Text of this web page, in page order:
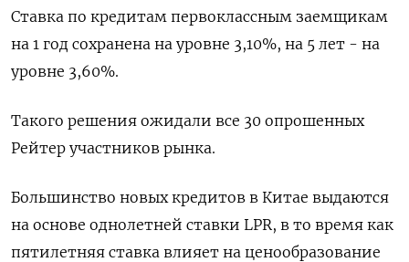
Ставка по кредитам первоклассным заемщикам
на 1 год сохранена на уровне 3,10%, на 5 лет - на
уровне 3,60%.
Такого решения ожидали все 30 опрошенных
Рейтер участников рынка.
Большинство новых кредитов в Китае выдаются
на основе однолетней ставки LPR, в то время как
пятилетняя ставка влияет на ценообразование